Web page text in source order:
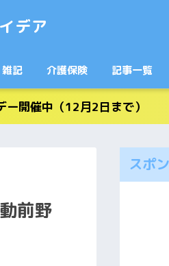
デア
雑記 介護保険 記事一覧
開催中（12月2日まで）
前野
スポ